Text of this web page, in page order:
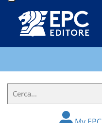
LIBRI
IL
FORMATORE